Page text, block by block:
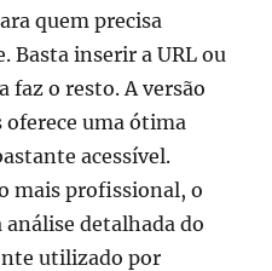
quem precisa
Basta inserir a URL ou
faz o resto. A versão
oferece uma ótima
acessível.
mais profissional, o
análise detalhada do
utilizado por